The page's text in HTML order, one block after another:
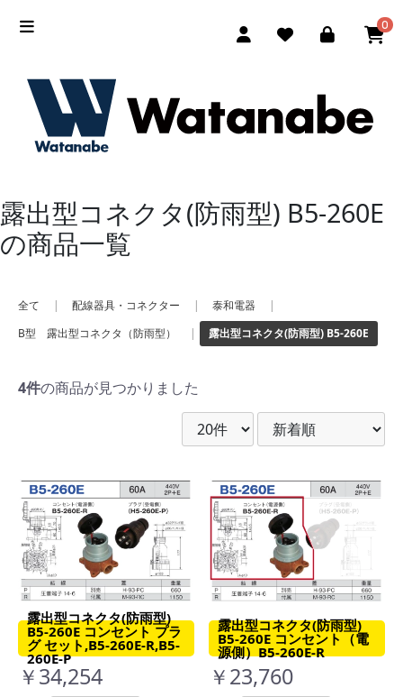
0
露出型コネクタ(防雨型) B5-260E
の商品一覧
全て | 配線器具・コネクター | 泰和電器
|
B型 露出型コネクタ（防雨型）
| 露出型コネクタ(防雨型) B5-260E
4件の商品が見つかりました
露出型コネクタ(防雨型)
B5-260E コンセント プラ
グ セット,B5-260E-R,B5-
260E-P
￥34,254
露出型コネクタ(防雨型)
B5-260E コンセント（電
源側）B5-260E-R
￥23,760